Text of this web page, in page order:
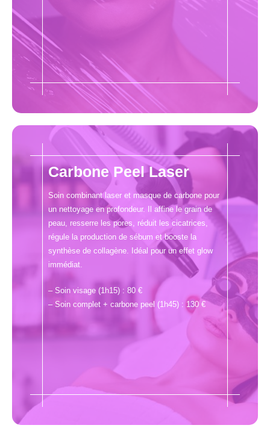
Carbone Peel Laser
Soin combinant laser et masque de carbone pour
un nettoyage en profondeur. Il affine le grain de
peau, resserre les pores, réduit les cicatrices,
régule la production de sébum et booste la
synthèse de collagène. Idéal pour un effet glow
immédiat.
– Soin visage (1h15) : 80 €
– Soin complet + carbone peel (1h45) : 130 €